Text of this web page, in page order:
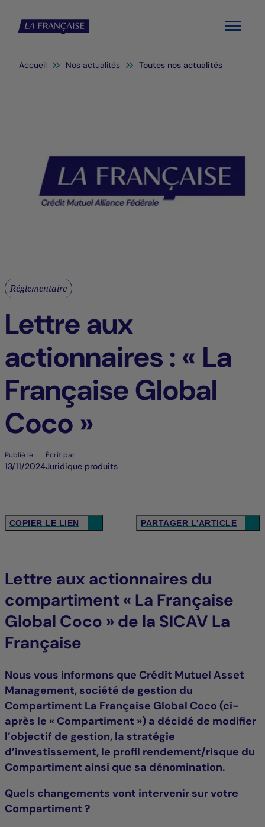
Menu
Vous êtes ici:
Accueil Nos actualités Toutes nos actualités
Réglementaire
Lettre aux
actionnaires : « La
Française Global
Coco »
Publié le
13/11/2024
Écrit par
Juridique produits
COPIER LE LIEN PARTAGER L'ARTICLE
Lettre aux actionnaires du
compartiment « La Française
Global Coco » de la SICAV La
Française
Nous vous informons que Crédit Mutuel Asset
Management, société de gestion du
Compartiment La Française Global Coco (ci-
après le « Compartiment ») a décidé de modifier
l’objectif de gestion, la stratégie
d’investissement, le profil rendement/risque du
Compartiment ainsi que sa dénomination.
Quels changements vont intervenir sur votre
Compartiment ?